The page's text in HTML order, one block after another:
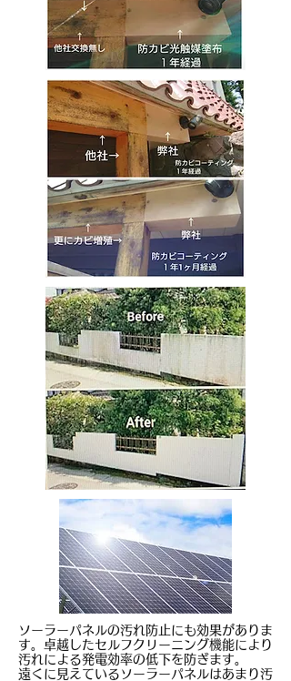
ソーラーパネルの汚れ防止にも効果がありま
す。卓越したセルフクリーニング機能により
汚れによる発電効率の低下を防ぎます。
遠くに見えているソーラーパネルはあまり汚